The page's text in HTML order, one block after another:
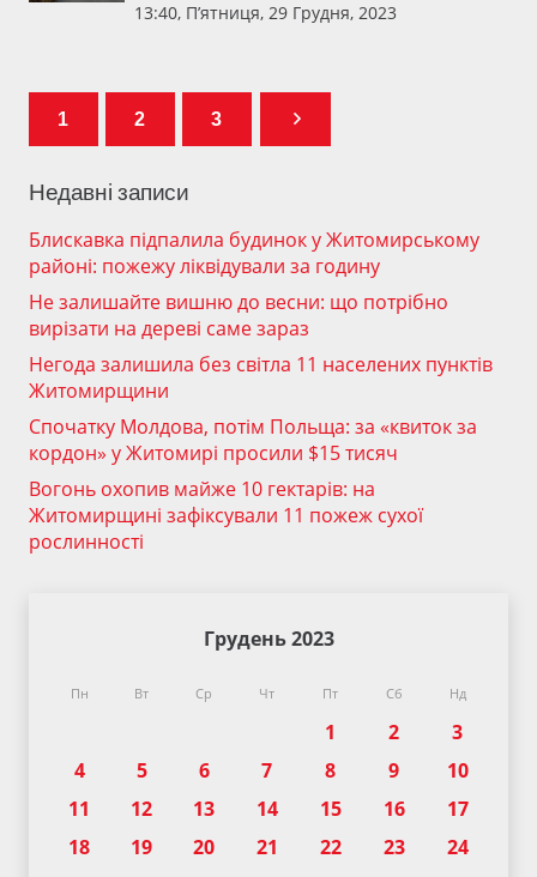
13:40, П’ятниця, 29 Грудня, 2023
1 2 3
Недавні записи
Блискавка підпалила будинок у Житомирському
районі: пожежу ліквідували за годину
Не залишайте вишню до весни: що потрібно
вирізати на дереві саме зараз
Негода залишила без світла 11 населених пунктів
Житомирщини
Спочатку Молдова, потім Польща: за «квиток за
кордон» у Житомирі просили $15 тисяч
Вогонь охопив майже 10 гектарів: на
Житомирщині зафіксували 11 пожеж сухої
рослинності
Грудень 2023
Пн Вт Ср Чт Пт Сб Нд
1 2
3
4
5 6 7 8 9
10
11
12 13 14 15 16
17
18
19 20 21 22 23
24